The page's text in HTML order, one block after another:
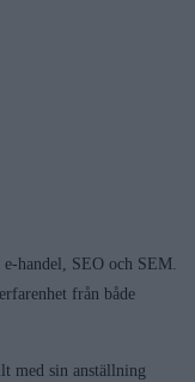
handel, SEO och SEM.
från både
med sin anställning